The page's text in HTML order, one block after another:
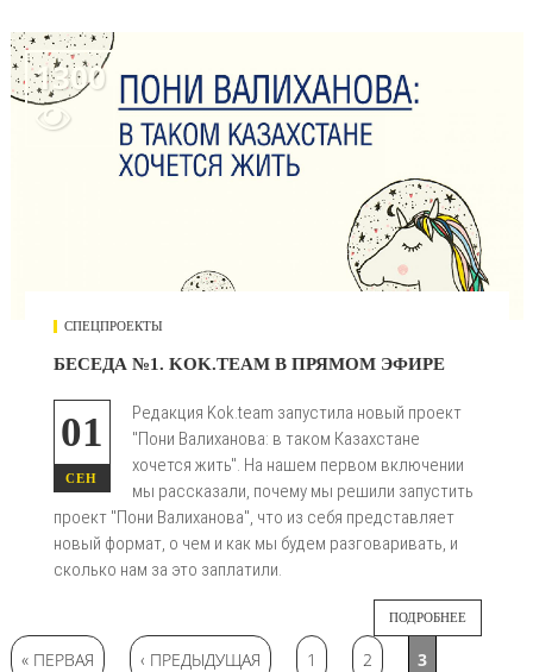
1300

СПЕЦПРОЕКТЫ
БЕСЕДА №1. KOK.TEAM В ПРЯМОМ ЭФИРЕ
01
СЕН
Редакция Kok.team запустила новый проект
"Пони Валиханова: в таком Казахстане
хочется жить". На нашем первом включении
мы рассказали, почему мы решили запустить
проект "Пони Валиханова", что из себя представляет
новый формат, о чем и как мы будем разговаривать, и
сколько нам за это заплатили.
ПОДРОБНЕЕ
Страницы
« ПЕРВАЯ ‹ ПРЕДЫДУЩАЯ 1 2 3